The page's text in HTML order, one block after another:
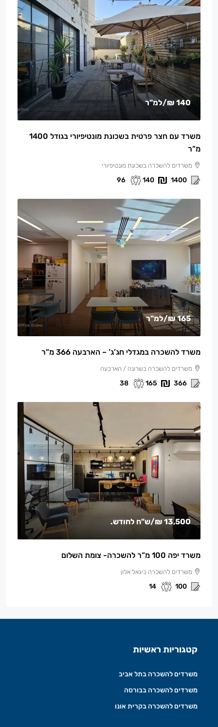
140 ₪ /למ"ר
משרד עם חצר פרטית בשכונת מונטיפיורי בגודל 1400
מ”ר
משרדים להשכרה בשכונת מונטיפיורי
1400
140
96
165 ₪ /למ"ר
משרד להשכרה במגדלי חג’ג’ – הארבעה 366 מ”ר
משרדים להשכרה בשרונה / הארבעה
366
165
38
13,500 ₪ /ש"ח לחודש.
משרד יפה 100 מ”ר להשכרה- צומת השלום
משרדים להשכרה ביגאל אלון
100
14
קטגוריות ראשיות
משרדים להשכרה בתל אביב
משרדים להשכרה בבורסה
משרדים להשכרה בקרית אונו